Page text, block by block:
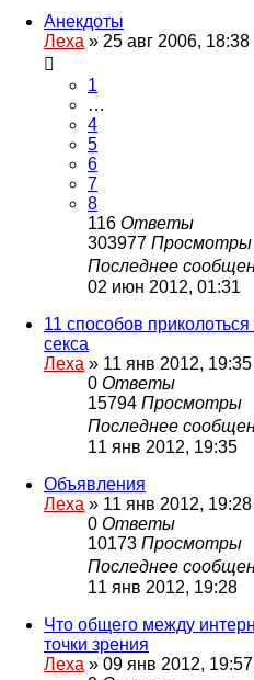
Анекдоты
Леха » 25 авг 2006, 18:38
1
…
4
5
6
7
8
116 Ответы
303977 Просмотры
Последнее
02 июн 2012, 01:31
11 способов
секса
Леха » 11 янв 2012, 19:35
0 Ответы
15794 Просмотры
Последнее
11 янв 2012, 19:35
Объявления
Леха » 11 янв 2012, 19:28
0 Ответы
10173 Просмотры
Последнее
11 янв 2012, 19:28
Что общего между
точки зрения
Леха » 09 янв 2012, 19:57